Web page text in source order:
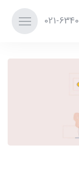
021-